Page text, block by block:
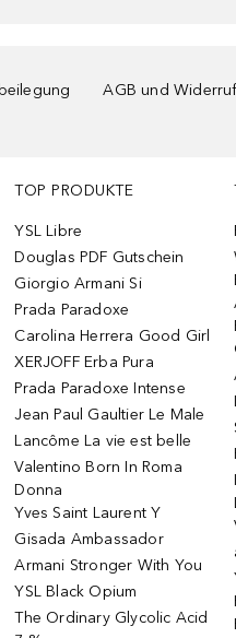
AGB und
TOP PRODUKTE
YSL Libre
Douglas PDF Gutschein
Giorgio Armani Si
Prada Paradoxe
Carolina Herrera Good Girl
XERJOFF Erba Pura
Prada Paradoxe Intense
Jean Paul Gaultier Le Male
Lancôme La vie est belle
Valentino Born In Roma
Donna
Yves Saint Laurent Y
Gisada Ambassador
Armani Stronger With You
YSL Black Opium
The Ordinary Glycolic Acid